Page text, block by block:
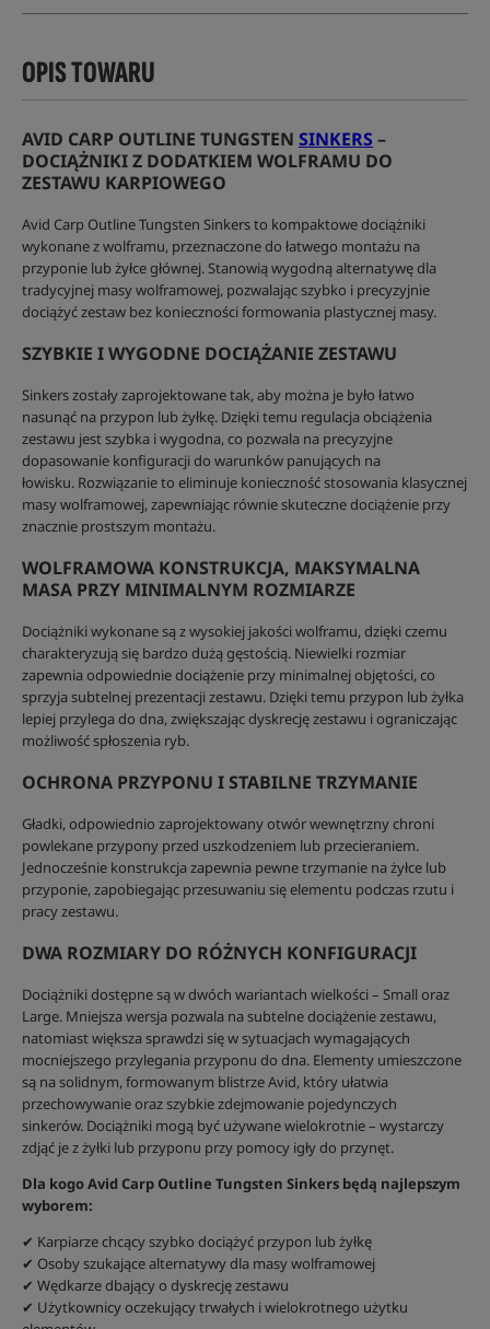
OPIS TOWARU
AVID CARP OUTLINE TUNGSTEN SINKERS –
DOCIĄŻNIKI Z DODATKIEM WOLFRAMU DO
ZESTAWU KARPIOWEGO
Avid Carp Outline Tungsten Sinkers to kompaktowe dociążniki
wykonane z wolframu, przeznaczone do łatwego montażu na
przyponie lub żyłce głównej. Stanowią wygodną alternatywę dla
tradycyjnej masy wolframowej, pozwalając szybko i precyzyjnie
dociążyć zestaw bez konieczności formowania plastycznej masy.
SZYBKIE I WYGODNE DOCIĄŻANIE ZESTAWU
Sinkers zostały zaprojektowane tak, aby można je było łatwo
nasunąć na przypon lub żyłkę. Dzięki temu regulacja obciążenia
zestawu jest szybka i wygodna, co pozwala na precyzyjne
dopasowanie konfiguracji do warunków panujących na
łowisku. Rozwiązanie to eliminuje konieczność stosowania klasycznej
masy wolframowej, zapewniając równie skuteczne dociążenie przy
znacznie prostszym montażu.
WOLFRAMOWA KONSTRUKCJA, MAKSYMALNA
MASA PRZY MINIMALNYM ROZMIARZE
Dociążniki wykonane są z wysokiej jakości wolframu, dzięki czemu
charakteryzują się bardzo dużą gęstością. Niewielki rozmiar
zapewnia odpowiednie dociążenie przy minimalnej objętości, co
sprzyja subtelnej prezentacji zestawu. Dzięki temu przypon lub żyłka
lepiej przylega do dna, zwiększając dyskrecję zestawu i ograniczając
możliwość spłoszenia ryb.
OCHRONA PRZYPONU I STABILNE TRZYMANIE
Gładki, odpowiednio zaprojektowany otwór wewnętrzny chroni
powlekane przypony przed uszkodzeniem lub przecieraniem.
Jednocześnie konstrukcja zapewnia pewne trzymanie na żyłce lub
przyponie, zapobiegając przesuwaniu się elementu podczas rzutu i
pracy zestawu.
DWA ROZMIARY DO RÓŻNYCH KONFIGURACJI
Dociążniki dostępne są w dwóch wariantach wielkości – Small oraz
Large. Mniejsza wersja pozwala na subtelne dociążenie zestawu,
natomiast większa sprawdzi się w sytuacjach wymagających
mocniejszego przylegania przyponu do dna. Elementy umieszczone
są na solidnym, formowanym blistrze Avid, który ułatwia
przechowywanie oraz szybkie zdejmowanie pojedynczych
sinkerów. Dociążniki mogą być używane wielokrotnie – wystarczy
zdjąć je z żyłki lub przyponu przy pomocy igły do przynęt.
Dla kogo Avid Carp Outline Tungsten Sinkers będą najlepszym
wyborem:
✔ Karpiarze chcący szybko dociążyć przypon lub żyłkę
✔ Osoby szukające alternatywy dla masy wolframowej
✔ Wędkarze dbający o dyskrecję zestawu
✔ Użytkownicy oczekujący trwałych i wielokrotnego użytku